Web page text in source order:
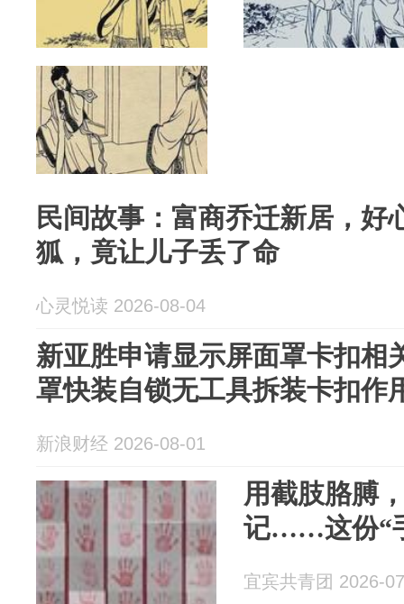
民间故事：富商乔迁新居，好
狐，竟让儿子丢了命
心灵悦读 2026-08-04
新亚胜申请显示屏面罩卡扣相
罩快装自锁无工具拆装卡扣作
新浪财经 2026-08-01
用截肢胳膊
记……这份“
宜宾共青团 2026-